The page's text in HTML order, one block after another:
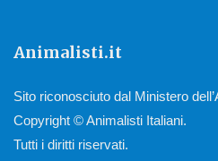
Animalisti.it
Sito riconosciuto dal Ministero
Copyright © Animalisti Italiani.
Tutti i diritti riservati.